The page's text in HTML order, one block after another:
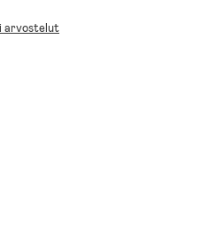
arvostelut